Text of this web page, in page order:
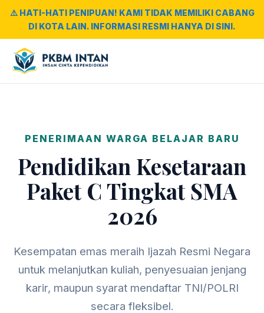
⚠️ HATI-HATI PENIPUAN! KAMI TIDAK MEMILIKI CABANG
DI KOTA LAIN. INFORMASI RESMI HANYA DI SINI.
PENERIMAAN WARGA BELAJAR BARU
Pendidikan Kesetaraan
Paket C Tingkat SMA
2026
Kesempatan emas meraih Ijazah Resmi Negara
untuk melanjutkan kuliah, penyesuaian jenjang
karir, maupun syarat mendaftar TNI/POLRI
secara fleksibel.